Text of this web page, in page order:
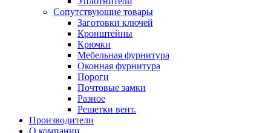
Сопутствующие товары
Заготовки ключей
Кронштейны
Крючки
Мебельная фурнитура
Оконная фурнитура
Пороги
Почтовые замки
Разное
Решетки вент.
Производители
О компании